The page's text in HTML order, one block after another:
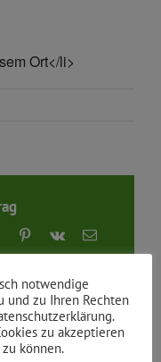
Ort</li>
TumblrPinterest
Vk
E-
notwendige
und zu Ihren Rechten
zu akzeptieren
können.